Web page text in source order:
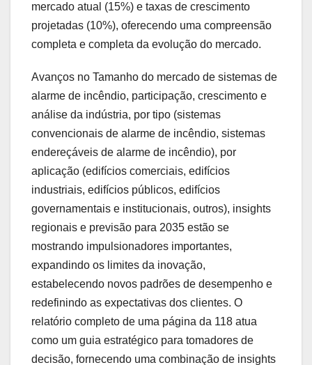
mercado atual (15%) e taxas de crescimento
projetadas (10%), oferecendo uma compreensão
completa e completa da evolução do mercado.
Avanços no Tamanho do mercado de sistemas de
alarme de incêndio, participação, crescimento e
análise da indústria, por tipo (sistemas
convencionais de alarme de incêndio, sistemas
endereçáveis de alarme de incêndio), por
aplicação (edifícios comerciais, edifícios
industriais, edifícios públicos, edifícios
governamentais e institucionais, outros), insights
regionais e previsão para 2035 estão se
mostrando impulsionadores importantes,
expandindo os limites da inovação,
estabelecendo novos padrões de desempenho e
redefinindo as expectativas dos clientes. O
relatório completo de uma página da 118 atua
como um guia estratégico para tomadores de
decisão, fornecendo uma combinação de insights